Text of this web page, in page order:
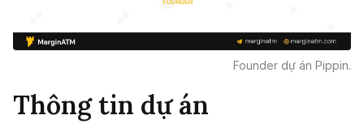
Founder dự án Pippin.
Thông tin dự án